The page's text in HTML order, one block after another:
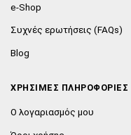
e-Shop
Συχνές ερωτήσεις (FAQs)
Blog
ΧΡΗΣΙΜΕΣ ΠΛΗΡΟΦΟΡΙΕΣ
Ο λογαριασμός μου